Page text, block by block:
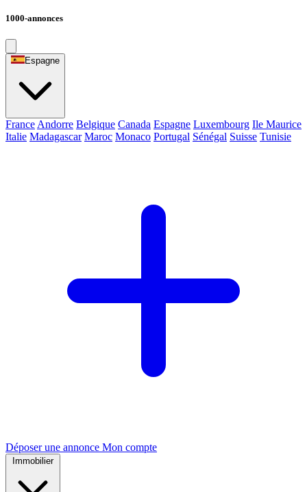
1000-annonces
Espagne
France Andorre Belgique Canada Espagne Luxembourg Ile Maurice
Italie Madagascar Maroc Monaco Portugal Sénégal Suisse Tunisie
Déposer une annonce Mon compte
Immobilier